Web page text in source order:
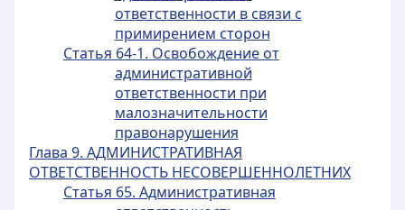
ответственности в связи с
примирением сторон
Статья 64-1. Освобождение от
административной
ответственности при
малозначительности
правонарушения
Глава 9. АДМИНИСТРАТИВНАЯ
ОТВЕТСТВЕННОСТЬ НЕСОВЕРШЕННОЛЕТНИХ
Статья 65. Административная